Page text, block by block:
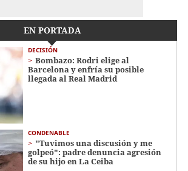
EN PORTADA
DECISIÓN
Bombazo: Rodri elige al
Barcelona y enfría su posible
llegada al Real Madrid
CONDENABLE
"Tuvimos una discusión y me
golpeó": padre denuncia agresión
de su hijo en La Ceiba